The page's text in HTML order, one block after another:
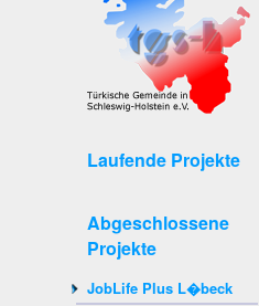
Laufende Projekte
Abgeschlossene
Projekte
JobLife Plus L�beck